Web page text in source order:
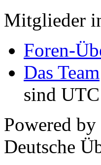
Mitglieder
Foren-
Das Team
sind
Powered by
Deutsche